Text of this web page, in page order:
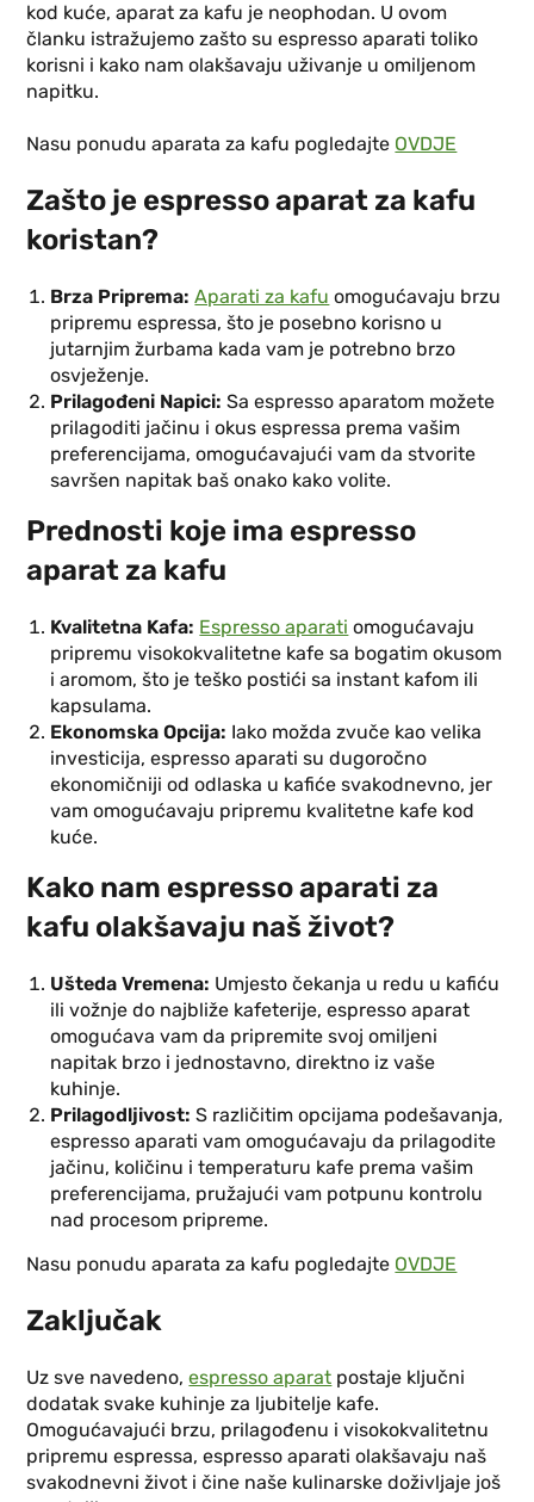
kod kuće, aparat za kafu je neophodan. U ovom
članku istražujemo zašto su espresso aparati toliko
korisni i kako nam olakšavaju uživanje u omiljenom
napitku.
Nasu ponudu aparata za kafu pogledajte OVDJE
Zašto je espresso aparat za kafu
koristan?
Brza Priprema: Aparati za kafu omogućavaju brzu
pripremu espressa, što je posebno korisno u
jutarnjim žurbama kada vam je potrebno brzo
osvježenje.
Prilagođeni Napici: Sa espresso aparatom možete
prilagoditi jačinu i okus espressa prema vašim
preferencijama, omogućavajući vam da stvorite
savršen napitak baš onako kako volite.
Prednosti koje ima espresso
aparat za kafu
Kvalitetna Kafa: Espresso aparati omogućavaju
pripremu visokokvalitetne kafe sa bogatim okusom
i aromom, što je teško postići sa instant kafom ili
kapsulama.
Ekonomska Opcija: Iako možda zvuče kao velika
investicija, espresso aparati su dugoročno
ekonomičniji od odlaska u kafiće svakodnevno, jer
vam omogućavaju pripremu kvalitetne kafe kod
kuće.
Kako nam espresso aparati za
kafu olakšavaju naš život?
Ušteda Vremena: Umjesto čekanja u redu u kafiću
ili vožnje do najbliže kafeterije, espresso aparat
omogućava vam da pripremite svoj omiljeni
napitak brzo i jednostavno, direktno iz vaše
kuhinje.
Prilagodljivost: S različitim opcijama podešavanja,
espresso aparati vam omogućavaju da prilagodite
jačinu, količinu i temperaturu kafe prema vašim
preferencijama, pružajući vam potpunu kontrolu
nad procesom pripreme.
Nasu ponudu aparata za kafu pogledajte OVDJE
Zaključak
Uz sve navedeno,espresso aparat postaje ključni
dodatak svake kuhinje za ljubitelje kafe.
Omogućavajući brzu, prilagođenu i visokokvalitetnu
pripremu espressa, espresso aparati olakšavaju naš
svakodnevni život i čine naše kulinarske doživljaje još